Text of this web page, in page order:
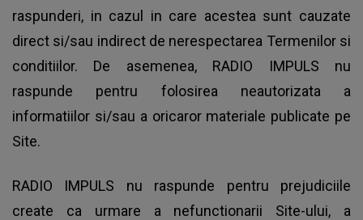
raspunderi, in cazul in care acestea sunt cauzate
direct si/sau indirect de nerespectarea Termenilor si
conditiilor. De asemenea, RADIO IMPULS nu
raspunde pentru folosirea neautorizata a
informatiilor si/sau a oricaror materiale publicate pe
Site.
RADIO IMPULS nu raspunde pentru prejudiciile
create ca urmare a nefunctionarii Site-ului, a